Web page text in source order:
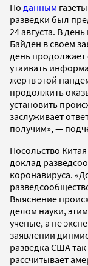
По данным
разведки был
24 августа. В
Байден в своем
день продолжает
утаивать
жертв этой
продолжить
установить
заслуживает
получим», —
Посольство
доклад
коронавируса.
Выяснение
делом науки,
ученые, а не
заявлении
разведка США
рассчитывает